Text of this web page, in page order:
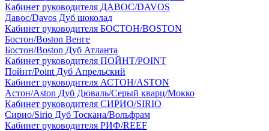
Кабинет руководителя ДАВОС/DAVOS
Давос/Davos Дуб шоколад
Кабинет руководителя БОСТОН/BOSTON
Бостон/Boston Венге
Бостон/Boston Дуб Атланта
Кабинет руководителя ПОЙНТ/POINT
Пойнт/Point Дуб Апрельский
Кабинет руководителя АСТОН/ASTON
Астон/Aston Дуб Дюваль/Серый кварц/Мокко
Кабинет руководителя СИРИО/SIRIO
Сирио/Sirio Дуб Тоскана/Вольфрам
Кабинет руководителя РИФ/REEF